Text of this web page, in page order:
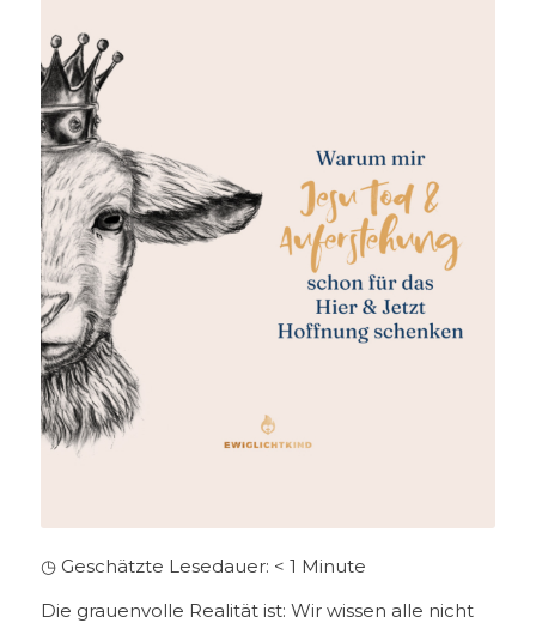
◷ Geschätzte Lesedauer: < 1 Minute
Die grauenvolle Realität ist: Wir wissen alle nicht